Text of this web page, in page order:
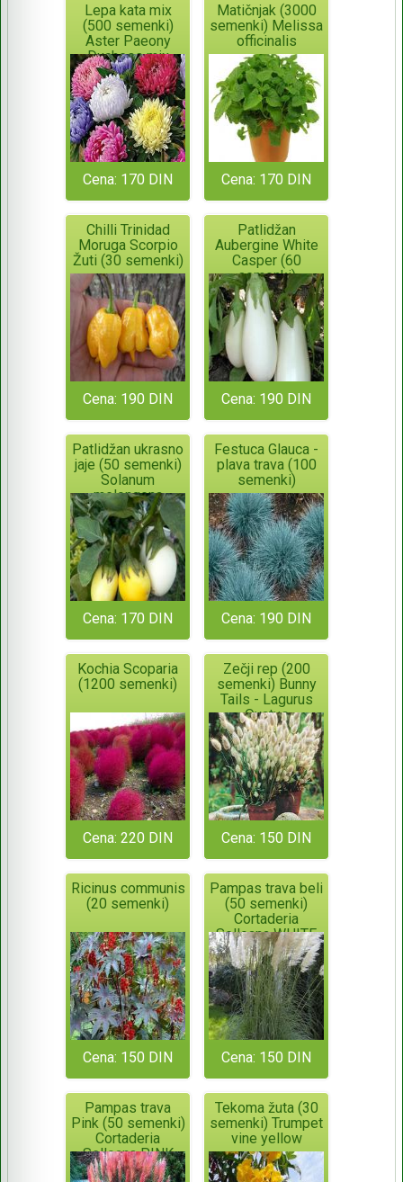
Lepa kata mix
(500 semenki)
Aster Paeony
Duchess mix
Cena: 170 DIN
Matičnjak (3000
semenki) Melissa
officinalis
Cena: 170 DIN
Chilli Trinidad
Moruga Scorpio
Žuti (30 semenki)
Cena: 190 DIN
Patlidžan
Aubergine White
Casper (60
semenki)
Cena: 190 DIN
Patlidžan ukrasno
jaje (50 semenki)
Solanum
melongena
Golden Egg
Cena: 170 DIN
Festuca Glauca -
plava trava (100
semenki)
Cena: 190 DIN
Kochia Scoparia
(1200 semenki)
Cena: 220 DIN
Zečji rep (200
semenki) Bunny
Tails - Lagurus
Ovatus
Cena: 150 DIN
Ricinus communis
(20 semenki)
Cena: 150 DIN
Pampas trava beli
(50 semenki)
Cortaderia
Selloana WHITE
Cena: 150 DIN
Pampas trava
Pink (50 semenki)
Cortaderia
Selloana PINK
Tekoma žuta (30
semenki) Trumpet
vine yellow